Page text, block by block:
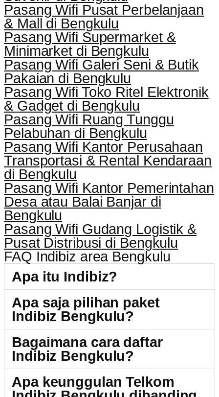
Pasang Wifi Pusat Perbelanjaan
& Mall di Bengkulu
Pasang Wifi Supermarket &
Minimarket di Bengkulu
Pasang Wifi Galeri Seni & Butik
Pakaian di Bengkulu
Pasang Wifi Toko Ritel Elektronik
& Gadget di Bengkulu
Pasang Wifi Ruang Tunggu
Pelabuhan di Bengkulu
Pasang Wifi Kantor Perusahaan
Transportasi & Rental Kendaraan
di Bengkulu
Pasang Wifi Kantor Pemerintahan
Desa atau Balai Banjar di
Bengkulu
Pasang Wifi Gudang Logistik &
Pusat Distribusi di Bengkulu
FAQ Indibiz area Bengkulu
Apa itu Indibiz?
Apa saja pilihan paket
Indibiz Bengkulu?
Bagaimana cara daftar
Indibiz Bengkulu?
Apa keunggulan Telkom